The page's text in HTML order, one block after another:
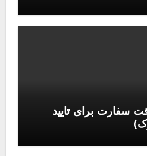
سفارت برای تایید